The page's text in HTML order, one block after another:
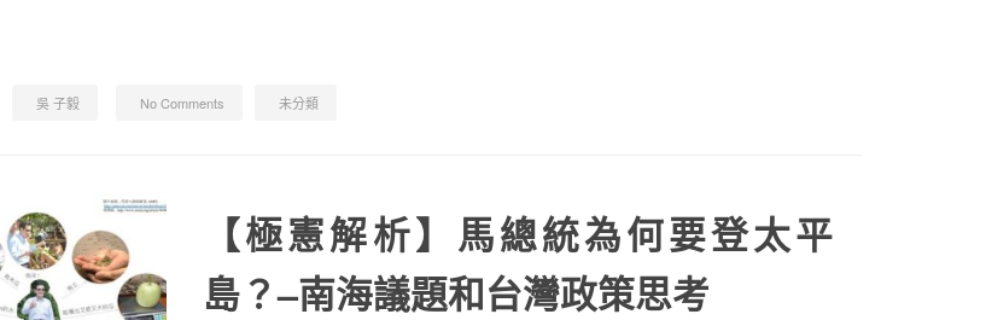
吳 子毅 No Comments 未分類
【極憲解析】馬總統為何要登太平
島？–南海議題和台灣政策思考